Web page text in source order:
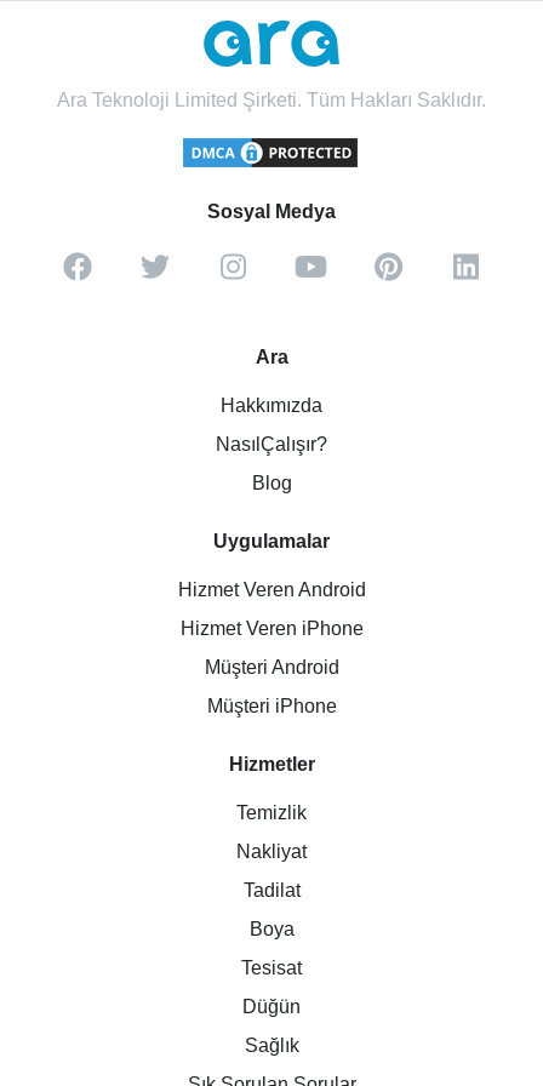
Ara Teknoloji Limited Şirketi. Tüm Hakları Saklıdır.
Sosyal Medya
Ara
Hakkımızda
NasılÇalışır?
Blog
Uygulamalar
Hizmet Veren Android
Hizmet Veren iPhone
Müşteri Android
Müşteri iPhone
Hizmetler
Temizlik
Nakliyat
Tadilat
Boya
Tesisat
Düğün
Sağlık